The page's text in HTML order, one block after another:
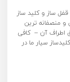
ساز و کلید ساز
و منصفانه ترین
اطراف آن – کافی
تا فوری کلیدساز سیار ما در